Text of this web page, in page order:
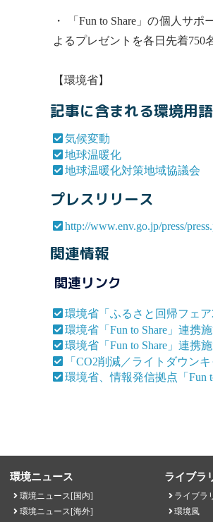
・ 「Fun to Share」の個人サ
よるプレゼントを各日先着750
【環境省】
記事に含まれる環境用語
気候変動
地球温暖化
地球温暖化対策地域協議会
プレスリリース
http://www.env.go.jp/press/
関連情報
関連リンク
環境省「ふるさと回帰フェ
環境省「Fun to Share」連携
環境省「Fun to Share」連携
「CO2削減／ライトダウン
環境省、情報発信拠点「Fun
環境ニュース
環境ニュース[国内]
環境ニュース[海外]
ライブラ
ライブラ
環境風